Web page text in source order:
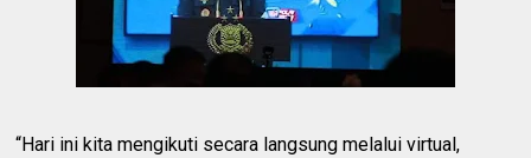
“Hari ini kita mengikuti secara langsung melalui virtual,